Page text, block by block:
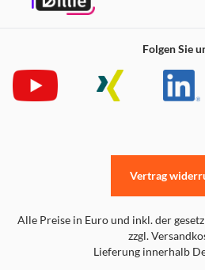
Folgen Sie
Alle Preise in Euro und inkl. der
zzgl.
Lieferung innerhalb
Vertrag